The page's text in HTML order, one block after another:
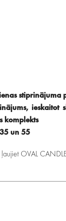
komplekts
un 55
OVAL